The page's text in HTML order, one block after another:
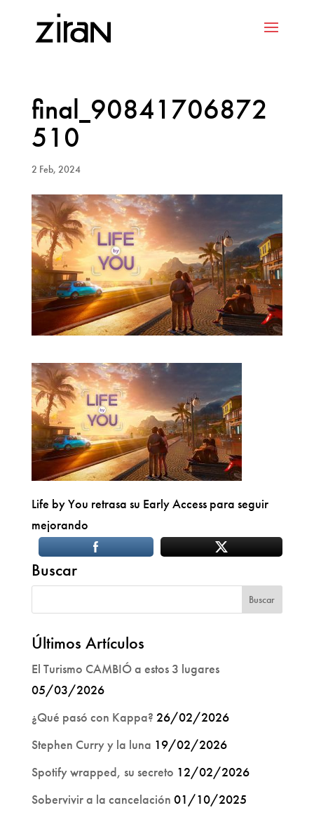
final_90841706872
510
2 Feb, 2024
Life by You retrasa su Early Access para seguir
mejorando
Buscar
Últimos Artículos
El Turismo CAMBIÓ a estos 3 lugares
05/03/2026
¿Qué pasó con Kappa? 26/02/2026
Stephen Curry y la luna 19/02/2026
Spotify wrapped, su secreto 12/02/2026
Sobervivir a la cancelación 01/10/2025